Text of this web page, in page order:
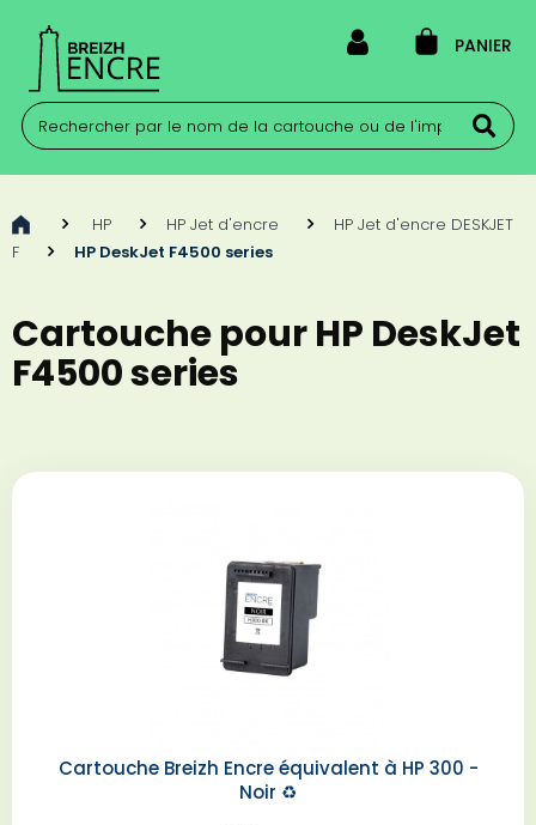
PANIER
HP HP Jet d'encre
HP Jet d'encre DESKJET
F
HP DeskJet F4500 series
Cartouche pour HP DeskJet
F4500 series
Cartouche Breizh Encre équivalent à HP 300 -
Noir️ ♻️